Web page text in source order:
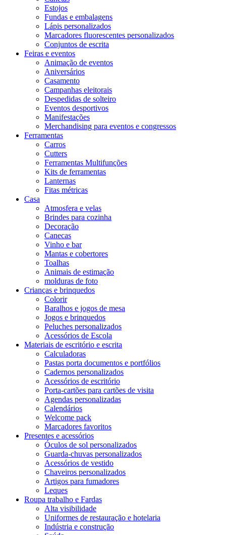
Estojos
Fundas e embalagens
Lápis personalizados
Marcadores fluorescentes personalizados
Conjuntos de escrita
Feiras e eventos
Animação de eventos
Aniversários
Casamento
Campanhas eleitorais
Despedidas de solteiro
Eventos desportivos
Manifestações
Merchandising para eventos e congressos
Ferramentas
Carros
Cutters
Ferramentas Multifunções
Kits de ferramentas
Lanternas
Fitas métricas
Casa
Atmosfera e velas
Brindes para cozinha
Decoração
Canecas
Vinho e bar
Mantas e cobertores
Toalhas
Animais de estimação
molduras de foto
Crianças e brinquedos
Colorir
Baralhos e jogos de mesa
Jogos e brinquedos
Peluches personalizados
Acessórios de Escola
Materiais de escritório e escrita
Calculadoras
Pastas porta documentos e portfólios
Cadernos personalizados
Acessórios de escritório
Porta-cartões para cartões de visita
Agendas personalizadas
Calendários
Welcome pack
Marcadores favoritos
Presentes e acessórios
Óculos de sol personalizados
Guarda-chuvas personalizados
Acessórios de vestido
Chaveiros personalizados
Artigos para fumadores
Leques
Roupa trabalho e Fardas
Alta visibilidade
Uniformes de restauração e hotelaria
Indústria e construção